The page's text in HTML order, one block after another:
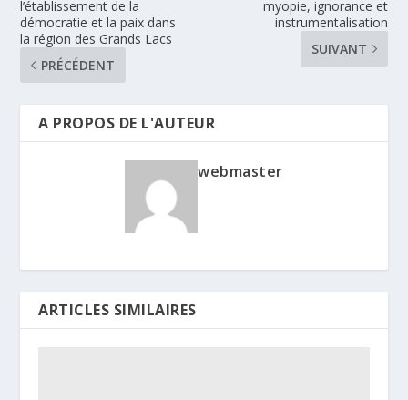
l’établissement de la
démocratie et la paix dans
la région des Grands Lacs
PRÉCÉDENT
myopie, ignorance et
instrumentalisation
SUIVANT
A PROPOS DE L'AUTEUR
webmaster
ARTICLES SIMILAIRES